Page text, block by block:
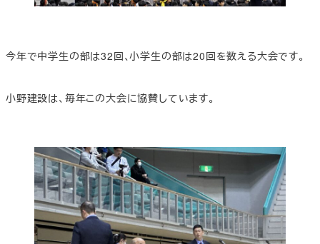
今年で中学生の部は32回､小学生の部は20回を数える大会です。
小野建設は、毎年この大会に協賛しています。